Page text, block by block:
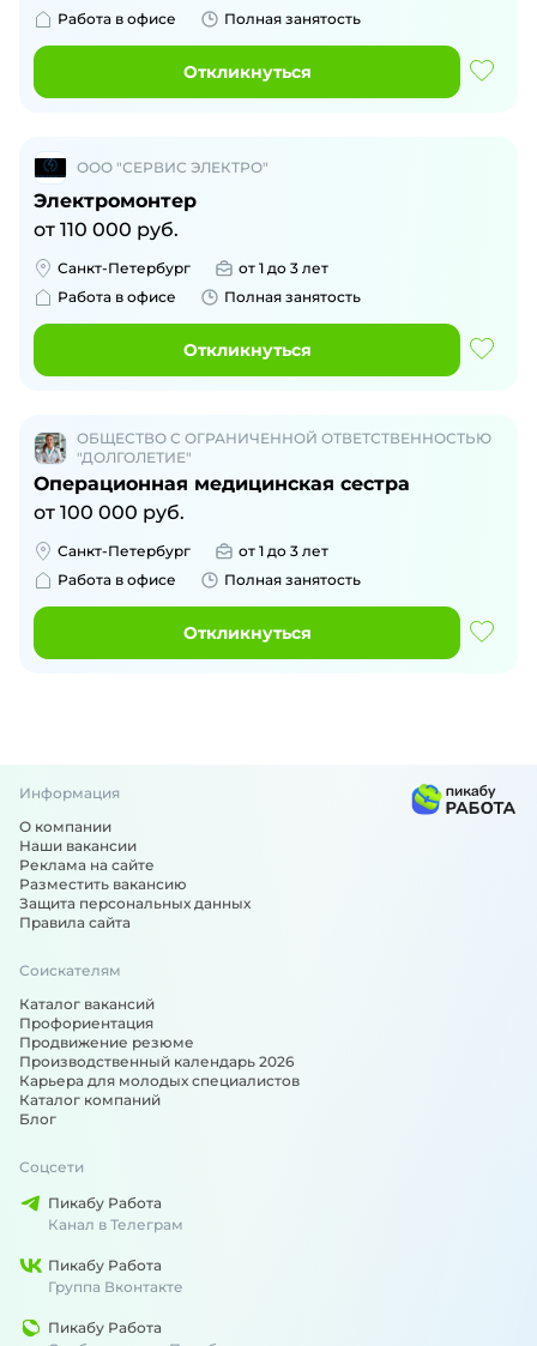
Работа в офисе
Полная занятость
Откликнуться
ООО "СЕРВИС ЭЛЕКТРО"
Электромонтер
от 110 000 руб.
Санкт-Петербург
от 1 до 3 лет
Работа в офисе
Полная занятость
Откликнуться
ОБЩЕСТВО С ОГРАНИЧЕННОЙ ОТВЕТСТВЕННОСТЬЮ
"ДОЛГОЛЕТИЕ"
Операционная медицинская сестра
от 100 000 руб.
Санкт-Петербург
от 1 до 3 лет
Работа в офисе
Полная занятость
Откликнуться
Информация
О компании
Наши вакансии
Реклама на сайте
Разместить вакансию
Защита персональных данных
Правила сайта
Соискателям
Каталог вакансий
Профориентация
Продвижение резюме
Производственный календарь 2026
Карьера для молодых специалистов
Каталог компаний
Блог
Соцсети
Пикабу Работа
Канал в Телеграм
Пикабу Работа
Группа Вконтакте
Пикабу Работа